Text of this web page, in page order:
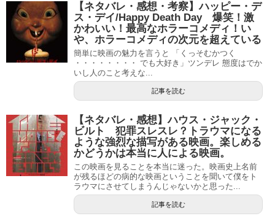
【ネタバレ・感想・考察】ハッピー・デ
ス・デイ/Happy Death Day 爆笑！激
かわいい！最高なホラーコメディ！い
や、ホラーコメディの次元を超えている
簡単に映画の魅力を言うと 「くっそむかつく
・・・・・・・・ でも大好き」ツンデレ 態度はでか
いし人のこと考えな...
記事を読む
【ネタバレ・感想】ハウス・ジャック・
ビルト 犯罪スレスレ？トラウマになる
ような強烈な描写がある映画。楽しめる
かどうかは本当に人による映画。
この映画を見ることを本当に迷った。映画史上名前
が残るほどの病的な映画ということを聞いて僕をト
ラウマにさせてしまうんじゃないかと思った...
記事を読む